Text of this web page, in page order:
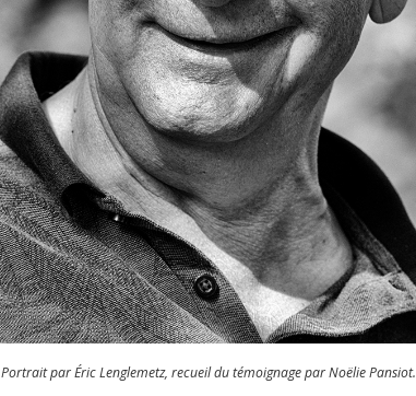
Portrait par Éric Lenglemetz, recueil du témoignage par Noëlie Pansiot.